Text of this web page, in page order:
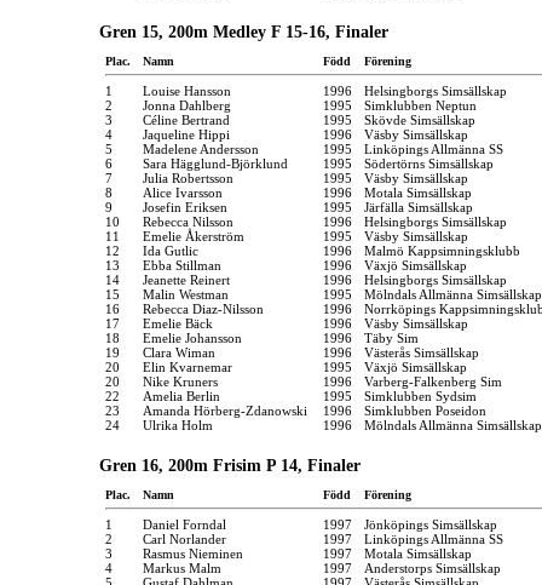
Gren 15, 200m Medley F 15-16, Finaler
Plac. Namn Född Förening
1 Louise Hansson 1996
Helsingborgs Simsällskap
2
Jonna Dahlberg 1995
Simklubben Neptun
3
Céline Bertrand 1995
Skövde Simsällskap
4
Jaqueline Hippi 1996
Väsby Simsällskap
5
Madelene Andersson 1995
Linköpings Allmänna SS
6
Sara Hägglund-Björklund 1995
Södertörns Simsällskap
7
Julia Robertsson 1995
Väsby Simsällskap
8
Alice Ivarsson 1996
Motala Simsällskap
9
Josefin Eriksen 1995
Järfälla Simsällskap
10
Rebecca Nilsson 1996
Helsingborgs Simsällskap
11
Emelie Åkerström 1995
Väsby Simsällskap
12
Ida Gutlic 1996
Malmö Kappsimningsklubb
13
Ebba Stillman 1996
Växjö Simsällskap
14
Jeanette Reinert 1996
Helsingborgs Simsällskap
15
Malin Westman 1995
Mölndals Allmänna Simsällskap
16
Rebecca Diaz-Nilsson 1996
Norrköpings
17
Emelie Bäck 1996
Väsby Simsällskap
18
Emelie Johansson 1996
Täby Sim
19
Clara Wiman 1996
Västerås Simsällskap
20
Elin Kvarnemar 1995
Växjö Simsällskap
20
Nike Kruners 1996
Varberg-Falkenberg Sim
22
Amelia Berlin 1995
Simklubben Sydsim
23
Amanda Hörberg-Zdanowski 1996
Simklubben Poseidon
24
Ulrika Holm 1996 Mölndals Allmänna Simsällskap
Gren 16, 200m Frisim P 14, Finaler
Plac. Namn Född Förening
1 Daniel Forndal 1997
Jönköpings Simsällskap
2
Carl Norlander 1997
Linköpings Allmänna SS
3
Rasmus Nieminen 1997
Motala Simsällskap
4
Markus Malm 1997
Anderstorps Simsällskap